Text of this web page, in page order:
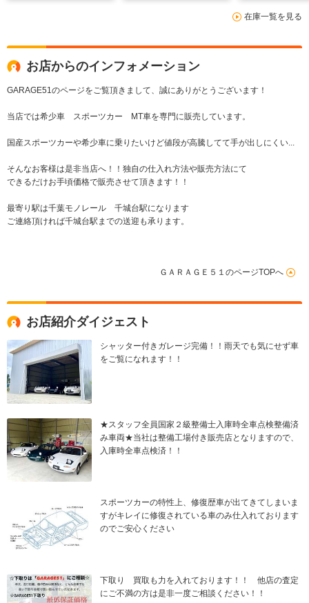
在庫一覧を見る
お店からのインフォメーション
GARAGE51のページをご覧頂きまして、誠にありがとうございます！
当店では希少車 スポーツカー MT車を専門に販売しています。
国産スポーツカーや希少車に乗りたいけど値段が高騰してて手が出しにくい...
そんなお客様は是非当店へ！！独自の仕入れ方法や販売方法にて
できるだけお手頃価格で販売させて頂きます！！
最寄り駅は千葉モノレール 千城台駅になります
ご連絡頂ければ千城台駅までの送迎も承ります。
ＧＡＲＡＧＥ５１のページTOPへ
お店紹介ダイジェスト
シャッター付きガレージ完備！！雨天でも気にせず車
をご覧になれます！！
★スタッフ全員国家２級整備士入庫時全車点検整備済
み車両★当社は整備工場付き販売店となりますので、
入庫時全車点検済！！
スポーツカーの特性上、修復歴車が出てきてしまいま
すがキレイに修復されている車のみ仕入れております
のでご安心ください
下取り 買取も力を入れております！！ 他店の査定
にご不満の方は是非一度ご相談ください！！